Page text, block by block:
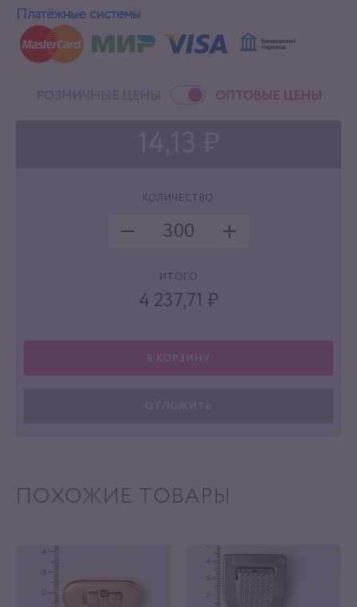
Платёжные системы
ОПТОВЫЕ ЦЕНЫ
КОЛИЧЕСТВО
ИТОГО
4 237,71 ₽
В КОРЗИНУ
ПОХОЖИЕ ТОВАРЫ